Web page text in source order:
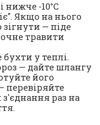
нижче -10°C
Якщо на нього
— піде
травити
бухти у теплі.
— дайте шлангу
його
перевіряйте
раз на